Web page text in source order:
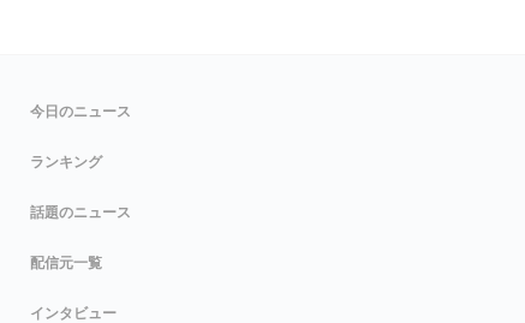
今日のニュース
ランキング
話題のニュース
配信元一覧
インタビュー